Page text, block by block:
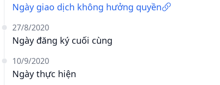
Ngày giao dịch không hưởng quyền
27/8/2020
Ngày đăng ký cuối cùng
10/9/2020
Ngày thực hiện